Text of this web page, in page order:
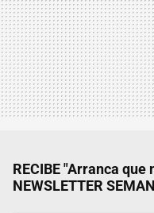
RECIBE "Arranca que
NEWSLETTER